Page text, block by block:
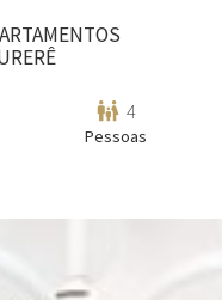
family_restroom 4
Pessoas